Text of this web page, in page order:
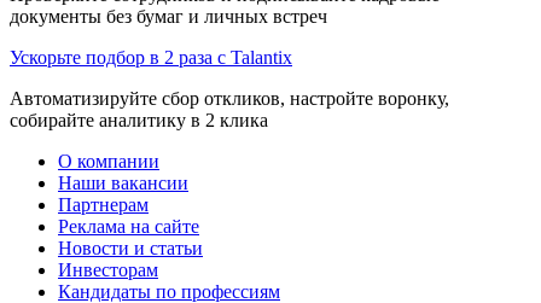
документы без бумаг и личных встреч
Ускорьте подбор в 2 раза с Talantix
Автоматизируйте сбор откликов, настройте воронку,
собирайте аналитику в 2 клика
О компании
Наши вакансии
Партнерам
Реклама на сайте
Новости и статьи
Инвесторам
Кандидаты по профессиям